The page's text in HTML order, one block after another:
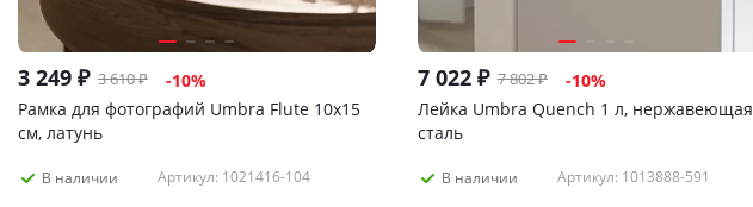
3 249 ₽ 3 610₽ -10%
Рамка для фотографий Umbra Flute 10х15
см, латунь
В наличии Артикул: 1021416-104
7 022₽ 7 802₽ -10%
Лейка Umbra Quench 1 л, нержавеющая
сталь
В наличии Артикул: 1013888-591